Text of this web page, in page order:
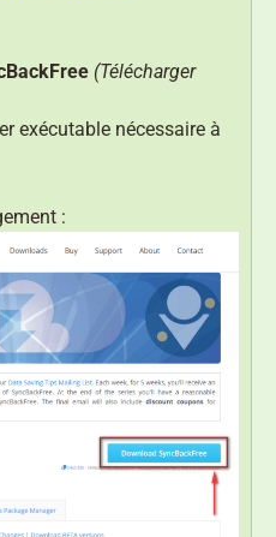
(Télécharger
exécutable nécessaire à
: